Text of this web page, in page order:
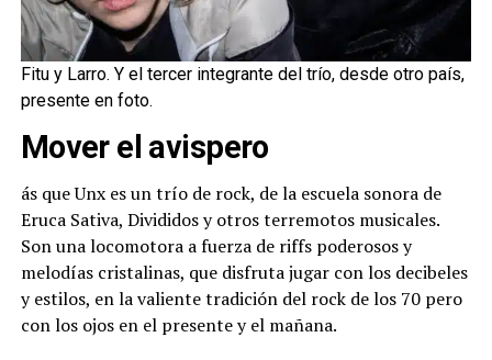
Fitu y Larro. Y el tercer integrante del trío, desde otro país,
presente en foto.
Mover el avispero
ás que Unx es un trío de rock, de la escuela sonora de
Eruca Sativa, Divididos y otros terremotos musicales.
Son una locomotora a fuerza de riffs poderosos y
melodías cristalinas, que disfruta jugar con los decibeles
y estilos, en la valiente tradición del rock de los 70 pero
con los ojos en el presente y el mañana.